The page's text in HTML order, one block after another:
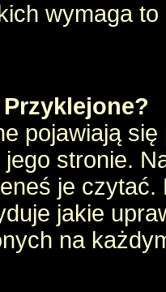
wymaga
pojawiają
stronie.
je czytać.
jakie
na